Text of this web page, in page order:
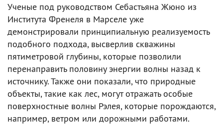
Ученые под руководством Себастьяна Жюно из
Института Френеля в Марселе уже
демонстрировали принципиальную реализуемость
подобного подхода, высверлив скважины
пятиметровой глубины, которые позволили
перенаправить половину энергии волны назад к
источнику. Также они показали, что природные
объекты, такие как лес, могут отражать особые
поверхностные волны Рэлея, которые порождаются,
например, ветром или дорожными работами.